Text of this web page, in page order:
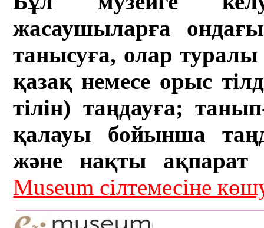
жасаушыларға
танысуға, олар туралы
қазақ немесе орыс
тілін) таңдауға;
қалауы бойынша
және нақты ақпарат
Museum сілтемесіне